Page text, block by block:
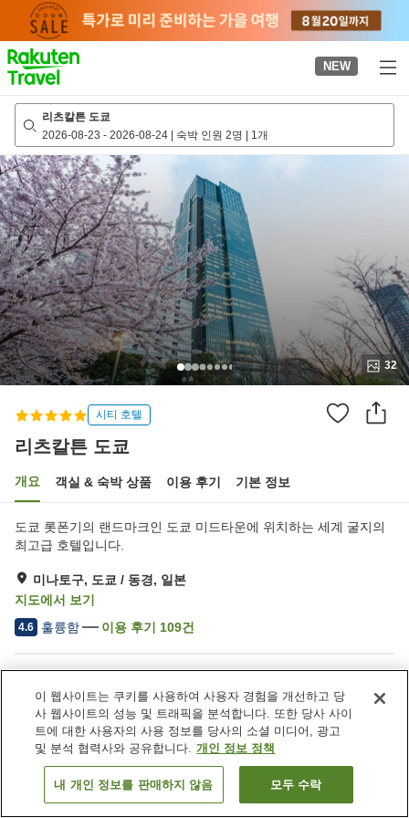
page
NEW
리츠칼튼 도쿄
2026-08-23 - 2026-08-24 | 숙박 인원 2명 | 1개
32
시티 호텔
리츠칼튼 도쿄
개요 객실 & 숙박 상품 이용 후기 기본 정보
도쿄 롯폰기의 랜드마크인 도쿄 미드타운에 위치하는 세계 굴지의
최고급 호텔입니다.
미나토구, 도쿄 / 동경, 일본
지도에서 보기
4.6 훌륭함 이용 후기 109건
주차장
스파 / 미용실
피트니스 클럽 / 헬스장
수영장
객실 보기
이 웹사이트는 쿠키를 사용하여 사용자 경험을 개선하고 당
사 웹사이트의 성능 및 트래픽을 분석합니다. 또한 당사 사이
트에 대한 사용자의 사용 정보를 당사의 소셜 미디어, 광고
및 분석 협력사와 공유합니다. 개인 정보 정책
내 개인 정보를 판매하지 않음 모두 수락